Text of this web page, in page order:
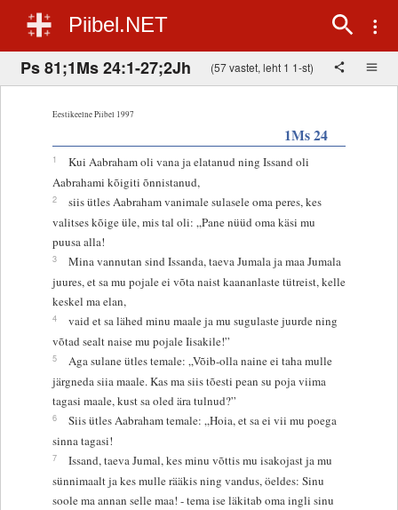
Piibel.NET
Ps 81;1Ms 24:1-27;2Jh (57 vastet, leht 1 1-st)
Eestikeelne Piibel 1997
1Ms 24
1
Kui Aabraham oli vana ja elatanud ning Issand oli
Aabrahami kõigiti õnnistanud,
2
siis ütles Aabraham vanimale sulasele oma peres, kes
valitses kõige üle, mis tal oli: „Pane nüüd oma käsi mu
puusa alla!
3
Mina vannutan sind Issanda, taeva Jumala ja maa Jumala
juures, et sa mu pojale ei võta naist kaananlaste tütreist, kelle
keskel ma elan,
4
vaid et sa lähed minu maale ja mu sugulaste juurde ning
võtad sealt naise mu pojale Iisakile!”
5
Aga sulane ütles temale: „Võib-olla naine ei taha mulle
järgneda siia maale. Kas ma siis tõesti pean su poja viima
tagasi maale, kust sa oled ära tulnud?”
6
Siis ütles Aabraham temale: „Hoia, et sa ei vii mu poega
sinna tagasi!
7
Issand, taeva Jumal, kes minu võttis mu isakojast ja mu
sünnimaalt ja kes mulle rääkis ning vandus, öeldes: Sinu
soole ma annan selle maa! - tema ise läkitab oma ingli sinu